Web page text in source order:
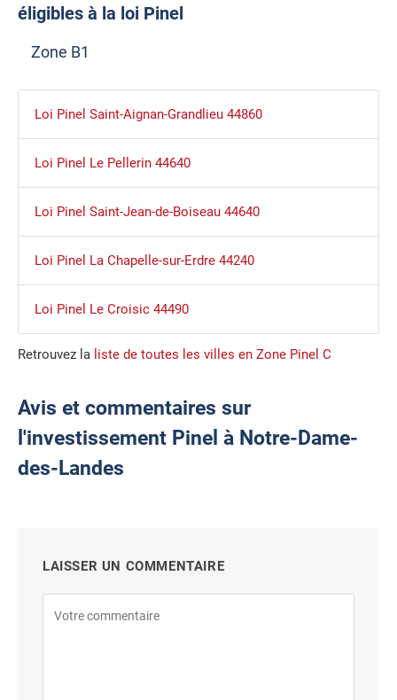
éligibles à la loi Pinel
Zone B1
Loi Pinel Saint-Aignan-Grandlieu 44860
Loi Pinel Le Pellerin 44640
Loi Pinel Saint-Jean-de-Boiseau 44640
Loi Pinel La Chapelle-sur-Erdre 44240
Loi Pinel Le Croisic 44490
Retrouvez la liste de toutes les villes en Zone Pinel C
Avis et commentaires sur
l'investissement Pinel à Notre-Dame-
des-Landes
LAISSER UN COMMENTAIRE